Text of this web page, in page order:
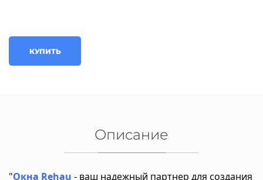
КУПИТЬ
Описание
"Окна Rehau - ваш надежный партнер для создания